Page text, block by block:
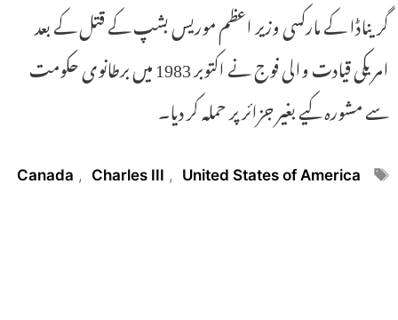
گریناڈا کے مارکسی وزیر اعظم موریس بشپ کے قتل کے بعد
امریکی قیادت والی فوج نے اکتوبر 1983 میں برطانوی حکومت
سے مشورہ کیے بغیر جزائر پر حملہ کر دیا۔
Tags
Canada , Charles III , United States of America